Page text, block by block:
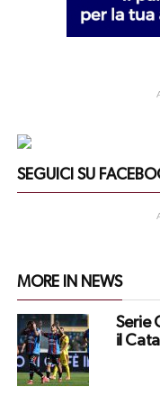
SEGUICI SU
MORE IN NEWS
Serie
il